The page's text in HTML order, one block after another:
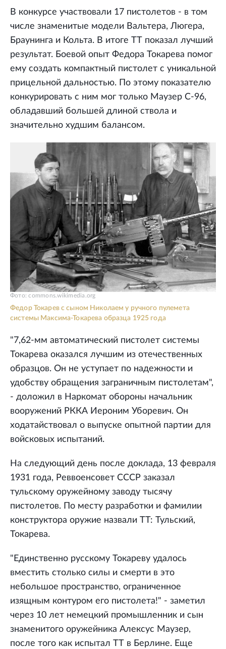
В конкурсе участвовали 17 пистолетов - в том
числе знаменитые модели Вальтера, Люгера,
Браунинга и Кольта. В итоге ТТ показал лучший
результат. Боевой опыт Федора Токарева помог
ему создать компактный пистолет с уникальной
прицельной дальностью. По этому показателю
конкурировать с ним мог только Маузер С-96,
обладавший большей длиной ствола и
значительно худшим балансом.
Федор Токарев с сыном Николаем у ручного пулемета
системы Максима-Токарева образца 1925 года
Фото: commons.wikimedia.org
"7,62-мм автоматический пистолет системы
Токарева оказался лучшим из отечественных
образцов. Он не уступает по надежности и
удобству обращения заграничным пистолетам",
- доложил в Наркомат обороны начальник
вооружений РККА Иероним Уборевич. Он
ходатайствовал о выпуске опытной партии для
войсковых испытаний.
На следующий день после доклада, 13 февраля
1931 года, Реввоенсовет СССР заказал
тульскому оружейному заводу тысячу
пистолетов. По месту разработки и фамилии
конструктора оружие назвали ТТ: Тульский,
Токарева.
"Единственно русскому Токареву удалось
вместить столько силы и смерти в это
небольшое пространство, ограниченное
изящным контуром его пистолета!" - заметил
через 10 лет немецкий промышленник и сын
знаменитого оружейника Алексус Маузер,
после того как испытал ТТ в Берлине. Еще